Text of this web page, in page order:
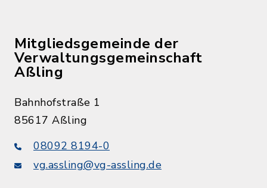
Mitgliedsgemeinde der
Verwaltungsgemeinschaft
Aßling
Bahnhofstraße 1
85617 Aßling
08092 8194-0
vg.assling@vg-assling.de